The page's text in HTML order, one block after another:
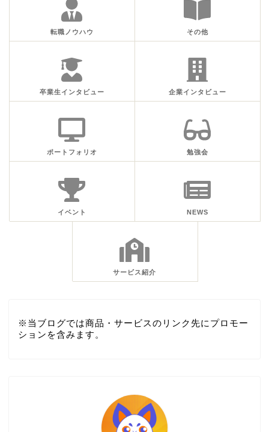
転職ノウハウ その他
卒業生インタビュー 企業インタビュー
ポートフォリオ 勉強会
イベント NEWS
サービス紹介
※当ブログでは商品・サービスのリンク先にプロモー
ションを含みます。